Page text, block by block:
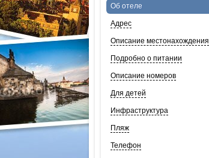
Об отеле
Адрес
Описание местонахождения
Подробно о питании
Описание номеров
Для детей
Инфраструктура
Пляж
Телефон